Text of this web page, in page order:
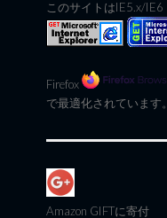
このサイトはIE5.x/IE6
Firefox
で最適化されています。
Amazon GIFTに寄付